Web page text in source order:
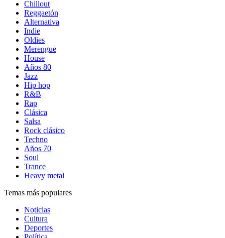
Chillout
Reggaetón
Alternativa
Indie
Oldies
Merengue
House
Años 80
Jazz
Hip hop
R&B
Rap
Clásica
Salsa
Rock clásico
Techno
Años 70
Soul
Trance
Heavy metal
Temas más populares
Noticias
Cultura
Deportes